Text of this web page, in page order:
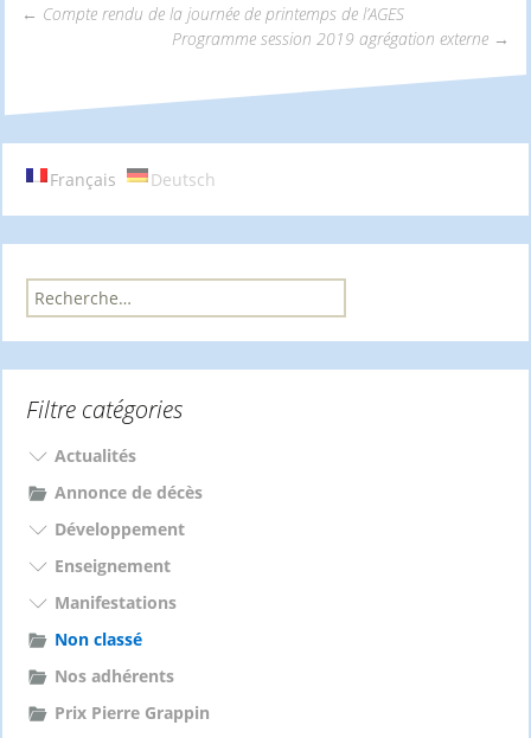
Navigation
des
articles
← Compte rendu de la journée de printemps de l’AGES
Programme session 2019 agrégation externe →
Français Deutsch
R
e
r
h
r
Filtre catégories
Actualités
Annonce de décès
Développement
Enseignement
Manifestations
Non classé
Nos adhérents
Prix Pierre Grappin